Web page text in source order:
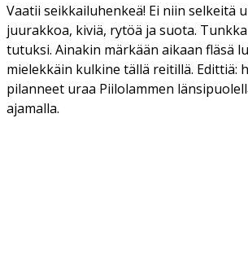
Vaatii seikkailuhenkeä! Ei niin selkeitä
juurakkoa, kiviä, rytöä ja suota.
tutuksi. Ainakin märkään aikaan fläsä
mielekkäin kulkine tällä reitillä. Edittiä:
pilanneet uraa Piilolammen
ajamalla.